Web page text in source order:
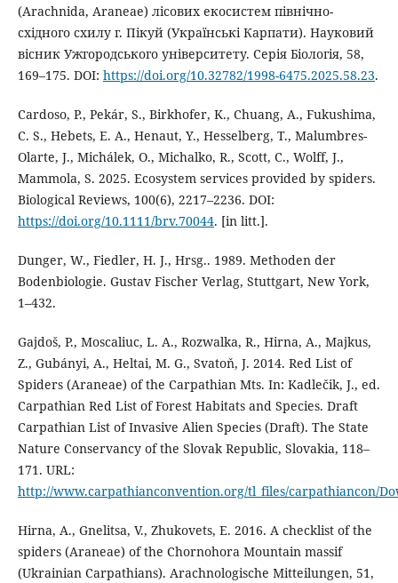
(Arachnida, Araneae) лісових екосистем північно-
східного схилу г. Пікуй (Українські Карпати). Науковий
вісник Ужгородського університету. Серія Біологія, 58,
169–175. DOI: https://doi.org/10.32782/1998-6475.2025.58.23.
Cardoso, P., Pekár, S., Birkhofer, K., Chuang, A., Fukushima,
C. S., Hebets, E. A., Henaut, Y., Hesselberg, T., Malumbres-
Olarte, J., Michálek, O., Michalko, R., Scott, C., Wolff, J.,
Mammola, S. 2025. Ecosystem services provided by spiders.
Biological Reviews, 100(6), 2217–2236. DOI:
https://doi.org/10.1111/brv.70044. [in litt.].
Dunger, W., Fiedler, H. J., Hrsg.. 1989. Methoden der
Bodenbiologie. Gustav Fischer Verlag, Stuttgart, New York,
1–432.
Gajdoš, P., Moscaliuc, L. A., Rozwalka, R., Hirna, A., Majkus,
Z., Gubányi, A., Heltai, M. G., Svatoň, J. 2014. Red List of
Spiders (Araneae) of the Carpathian Mts. In: Kadlečik, J., ed.
Carpathian Red List of Forest Habitats and Species. Draft
Carpathian List of Invasive Alien Species (Draft). The State
Nature Conservancy of the Slovak Republic, Slovakia, 118–
171. URL:
http://www.carpathianconvention.org/tl_files/carpathiancon/
Hirna, A., Gnelitsa, V., Zhukovets, E. 2016. A checklist of the
spiders (Araneae) of the Chornohora Mountain massif
(Ukrainian Carpathians). Arachnologische Mitteilungen, 51,